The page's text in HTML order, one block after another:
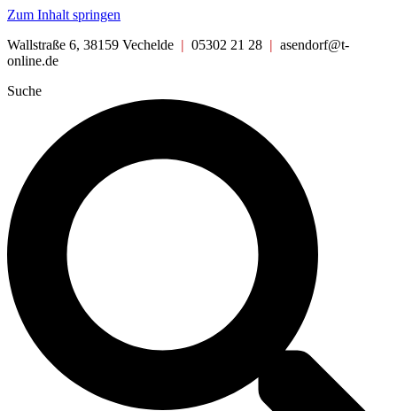
Zum Inhalt springen
Wallstraße 6, 38159 Vechelde | 05302 21 28 | asendorf@t-
online.de
Suche